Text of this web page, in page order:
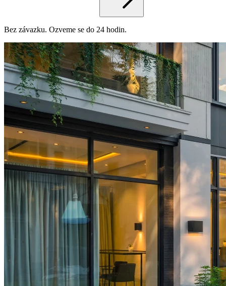
Bez závazku. Ozveme se do 24 hodin.